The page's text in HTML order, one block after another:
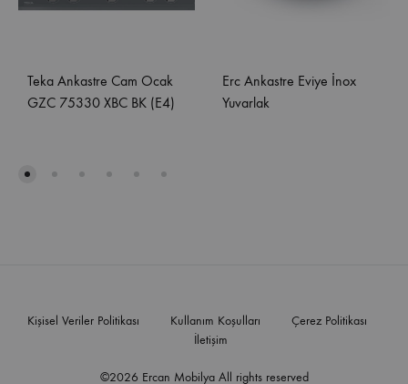
Teka Ankastre Cam Ocak
GZC 75330 XBC BK (E4)
Erc Ankastre Eviye İnox
Yuvarlak
©2026 Ercan Mobilya All rights reserved
Kişisel Veriler Politikası Kullanım Koşulları
Çerez Politikası
İletişim